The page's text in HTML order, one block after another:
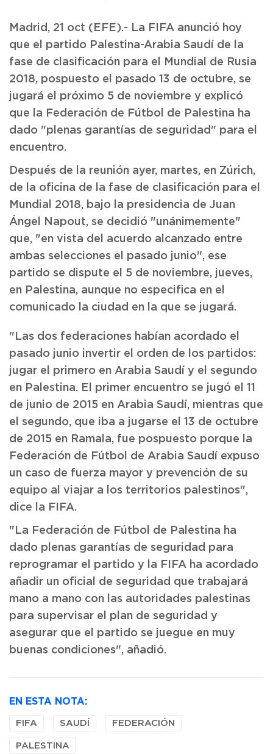
Madrid, 21 oct (EFE).- La FIFA anunció hoy
que el partido Palestina-Arabia Saudí de la
fase de clasificación para el Mundial de Rusia
2018, pospuesto el pasado 13 de octubre, se
jugará el próximo 5 de noviembre y explicó
que la Federación de Fútbol de Palestina ha
dado "plenas garantías de seguridad" para el
encuentro.
Después de la reunión ayer, martes, en Zúrich,
de la oficina de la fase de clasificación para el
Mundial 2018, bajo la presidencia de Juan
Ángel Napout, se decidió "unánimemente"
que, "en vista del acuerdo alcanzado entre
ambas selecciones el pasado junio", ese
partido se dispute el 5 de noviembre, jueves,
en Palestina, aunque no especifica en el
comunicado la ciudad en la que se jugará.
"Las dos federaciones habían acordado el
pasado junio invertir el orden de los partidos:
jugar el primero en Arabia Saudí y el segundo
en Palestina. El primer encuentro se jugó el 11
de junio de 2015 en Arabia Saudí, mientras que
el segundo, que iba a jugarse el 13 de octubre
de 2015 en Ramala, fue pospuesto porque la
Federación de Fútbol de Arabia Saudí expuso
un caso de fuerza mayor y prevención de su
equipo al viajar a los territorios palestinos",
dice la FIFA.
"La Federación de Fútbol de Palestina ha
dado plenas garantías de seguridad para
reprogramar el partido y la FIFA ha acordado
añadir un oficial de seguridad que trabajará
mano a mano con las autoridades palestinas
para supervisar el plan de seguridad y
asegurar que el partido se juegue en muy
buenas condiciones", añadió.
EN ESTA NOTA:
FIFA SAUDÍ FEDERACIÓN
PALESTINA